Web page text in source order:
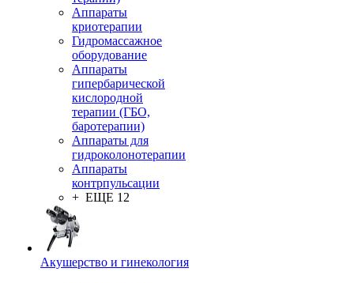
Аппараты
криотерапии
Гидромассажное
оборудование
Аппараты
гипербарической
кислородной
терапии (ГБО,
баротерапии)
Аппараты для
гидроколонотерапии
Аппараты
контрпульсации
+ ЕЩЕ 12
Акушерство и гинекология